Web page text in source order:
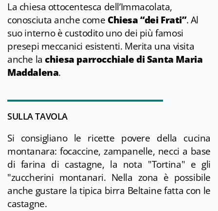
La chiesa ottocentesca dell’Immacolata,
conosciuta anche come Chiesa “dei Frati”. Al
suo interno è custodito uno dei più famosi
presepi meccanici esistenti. Merita una visita
anche lachiesa parrocchiale di Santa Maria
Maddalena.
SULLA TAVOLA
Si consigliano le ricette povere della cucina
montanara: focaccine, zampanelle, necci a base
di farina di castagne, la nota "Tortina" e gli
"zuccherini montanari. Nella zona è possibile
anche gustare la tipica birra Beltaine fatta con le
castagne.